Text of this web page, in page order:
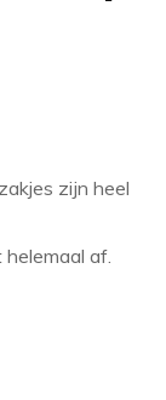
zijn heel
af.